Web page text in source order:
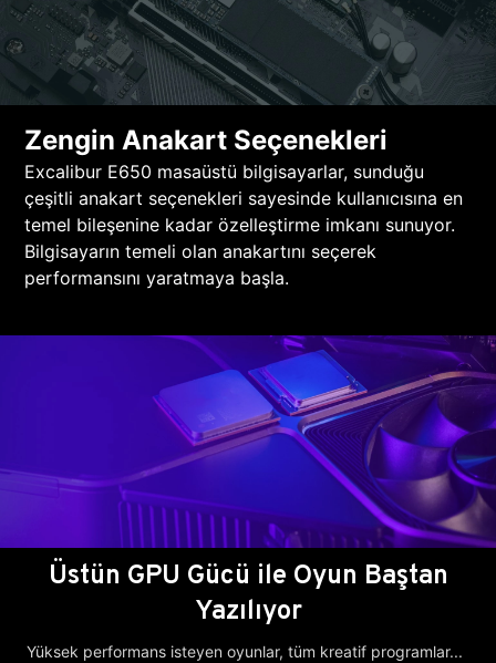
Zengin Anakart Seçenekleri
Excalibur E650 masaüstü bilgisayarlar, sunduğu
çeşitli anakart seçenekleri sayesinde kullanıcısına en
temel bileşenine kadar özelleştirme imkanı sunuyor.
Bilgisayarın temeli olan anakartını seçerek
performansını yaratmaya başla.
Üstün GPU Gücü ile Oyun Baştan
Yazılıyor
Yüksek performans isteyen oyunlar, tüm kreatif programlar...